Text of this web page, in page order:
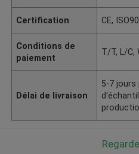
Certification CE,
Conditions de
paiement
T/T, L/C,
Délai de livraison
5-7 jours